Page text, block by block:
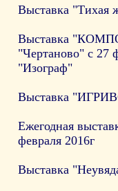
Выставка "Тихая
Выставка
"Чертаново" с 27
"Изограф"
Выставка
Ежегодная
февраля 2016г
Выставка